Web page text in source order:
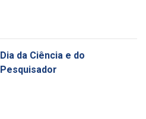
Dia da Ciência e do
Pesquisador